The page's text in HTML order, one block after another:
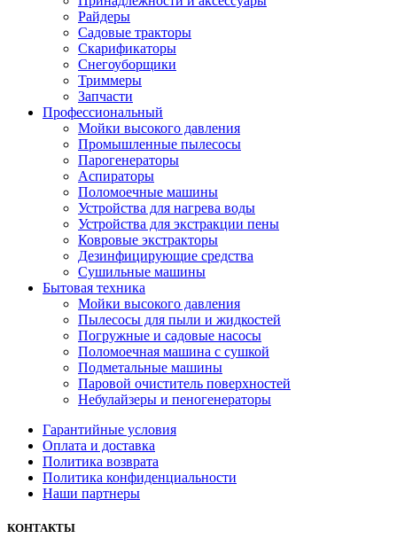
Райдеры
Садовые тракторы
Скарификаторы
Снегоуборщики
Триммеры
Запчасти
Профессиональный
Мойки высокого давления
Промышленные пылесосы
Парогенераторы
Аспираторы
Поломоечные машины
Устройства для нагрева воды
Устройства для экстракции пены
Ковровые экстракторы
Дезинфицирующие средства
Сушильные машины
Бытовая техника
Мойки высокого давления
Пылесосы для пыли и жидкостей
Погружные и садовые насосы
Поломоечная машина с сушкой
Подметальные машины
Паровой очиститель поверхностей
Небулайзеры и пеногенераторы
Гарантийные условия
Оплата и доставка
Политика возврата
Политика конфиденциальности
Наши партнеры
КОНТАКТЫ